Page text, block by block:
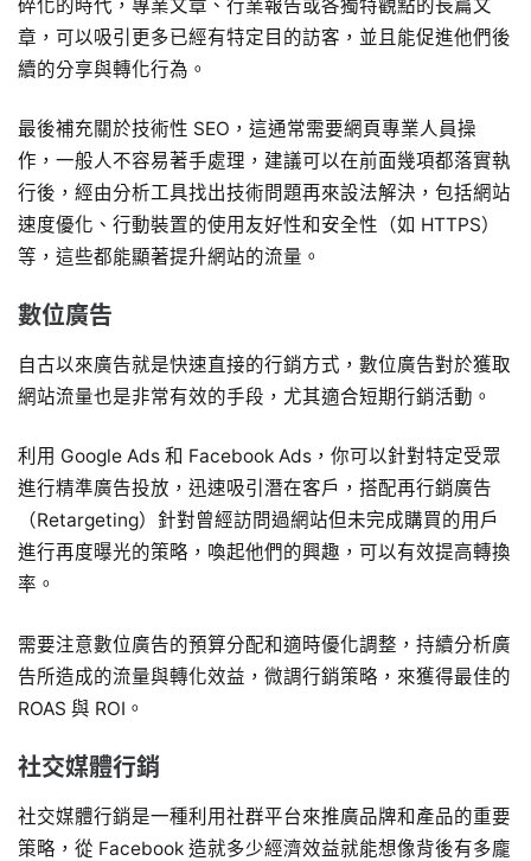
碎化的時代，專業文章、行業報告或各獨特觀點的長篇文
章，可以吸引更多已經有特定目的訪客，並且能促進他們後
續的分享與轉化行為。
最後補充關於技術性 SEO，這通常需要網頁專業人員操
作，一般人不容易著手處理，建議可以在前面幾項都落實執
行後，經由分析工具找出技術問題再來設法解決，包括網站
速度優化、行動裝置的使用友好性和安全性（如 HTTPS）
等，這些都能顯著提升網站的流量。
數位廣告
自古以來廣告就是快速直接的行銷方式，數位廣告對於獲取
網站流量也是非常有效的手段，尤其適合短期行銷活動。
利用 Google Ads 和 Facebook Ads，你可以針對特定受眾
進行精準廣告投放，迅速吸引潛在客戶，搭配再行銷廣告
（Retargeting）針對曾經訪問過網站但未完成購買的用戶
進行再度曝光的策略，喚起他們的興趣，可以有效提高轉換
率。
需要注意數位廣告的預算分配和適時優化調整，持續分析廣
告所造成的流量與轉化效益，微調行銷策略，來獲得最佳的
ROAS 與 ROI。
社交媒體行銷
社交媒體行銷是一種利用社群平台來推廣品牌和產品的重要
策略，從 Facebook 造就多少經濟效益就能想像背後有多龐